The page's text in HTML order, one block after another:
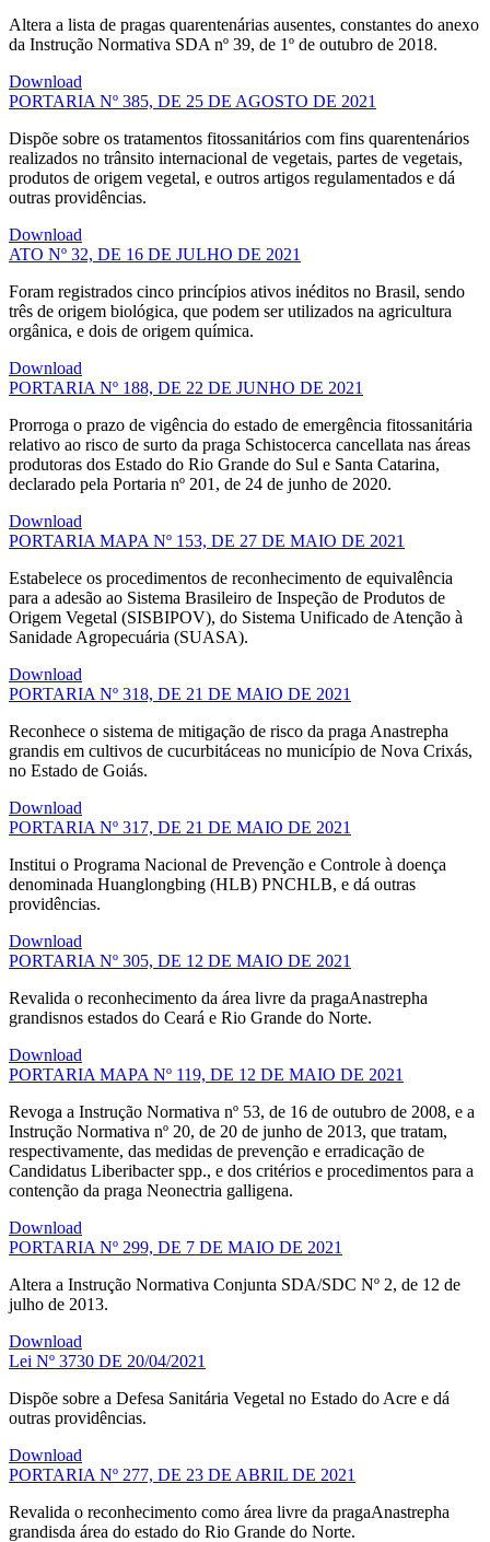
Altera a lista de pragas quarentenárias ausentes, constantes do anexo
da Instrução Normativa SDA nº 39, de 1º de outubro de 2018.
Download
PORTARIA Nº 385, DE 25 DE AGOSTO DE 2021
Dispõe sobre os tratamentos fitossanitários com fins quarentenários
realizados no trânsito internacional de vegetais, partes de vegetais,
produtos de origem vegetal, e outros artigos regulamentados e dá
outras providências.
Download
ATO Nº 32, DE 16 DE JULHO DE 2021
Foram registrados cinco princípios ativos inéditos no Brasil, sendo
três de origem biológica, que podem ser utilizados na agricultura
orgânica, e dois de origem química.
Download
PORTARIA Nº 188, DE 22 DE JUNHO DE 2021
Prorroga o prazo de vigência do estado de emergência fitossanitária
relativo ao risco de surto da praga Schistocerca cancellata nas áreas
produtoras dos Estado do Rio Grande do Sul e Santa Catarina,
declarado pela Portaria nº 201, de 24 de junho de 2020.
Download
PORTARIA MAPA Nº 153, DE 27 DE MAIO DE 2021
Estabelece os procedimentos de reconhecimento de equivalência
para a adesão ao Sistema Brasileiro de Inspeção de Produtos de
Origem Vegetal (SISBIPOV), do Sistema Unificado de Atenção à
Sanidade Agropecuária (SUASA).
Download
PORTARIA Nº 318, DE 21 DE MAIO DE 2021
Reconhece o sistema de mitigação de risco da praga Anastrepha
grandis em cultivos de cucurbitáceas no município de Nova Crixás,
no Estado de Goiás.
Download
PORTARIA Nº 317, DE 21 DE MAIO DE 2021
Institui o Programa Nacional de Prevenção e Controle à doença
denominada Huanglongbing (HLB) PNCHLB, e dá outras
providências.
Download
PORTARIA Nº 305, DE 12 DE MAIO DE 2021
Revalida o reconhecimento da área livre da pragaAnastrepha
grandisnos estados do Ceará e Rio Grande do Norte.
Download
PORTARIA MAPA Nº 119, DE 12 DE MAIO DE 2021
Revoga a Instrução Normativa nº 53, de 16 de outubro de 2008, e a
Instrução Normativa nº 20, de 20 de junho de 2013, que tratam,
respectivamente, das medidas de prevenção e erradicação de
Candidatus Liberibacter spp., e dos critérios e procedimentos para a
contenção da praga Neonectria galligena.
Download
PORTARIA Nº 299, DE 7 DE MAIO DE 2021
Altera a Instrução Normativa Conjunta SDA/SDC Nº 2, de 12 de
julho de 2013.
Download
Lei Nº 3730 DE 20/04/2021
Dispõe sobre a Defesa Sanitária Vegetal no Estado do Acre e dá
outras providências.
Download
PORTARIA Nº 277, DE 23 DE ABRIL DE 2021
Revalida o reconhecimento como área livre da pragaAnastrepha
grandisda área do estado do Rio Grande do Norte.